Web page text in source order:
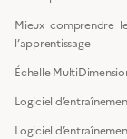
Mieux comprendre
l’apprentissage
Échelle
Logiciel
Logiciel